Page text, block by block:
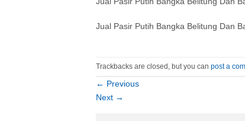
Jual Pasir Putih Bangka Belitung Dan
Trackbacks are closed, but you can post a
← Previous
Next →